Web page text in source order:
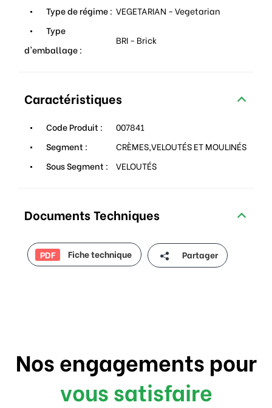
Type de régime : VEGETARIAN - Vegetarian
Type
d'emballage :
BRI - Brick
Caractéristiques
Code Produit :
007841
Segment :
CRÈMES,VELOUTÉS ET MOULINÉS
Sous Segment :
VELOUTÉS
Documents Techniques
PDF Fiche technique Partager
Nos engagements pour
vous satisfaire